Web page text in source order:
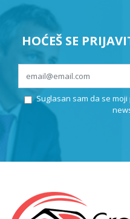
HOĆEŠ SE
Suglasan sam da se